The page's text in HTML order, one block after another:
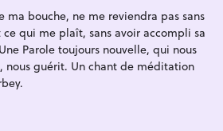
bouche, ne me reviendra pas sans
qui me plaît, sans avoir accompli sa
Parole toujours nouvelle, qui nous
nous guérit. Un chant de méditation